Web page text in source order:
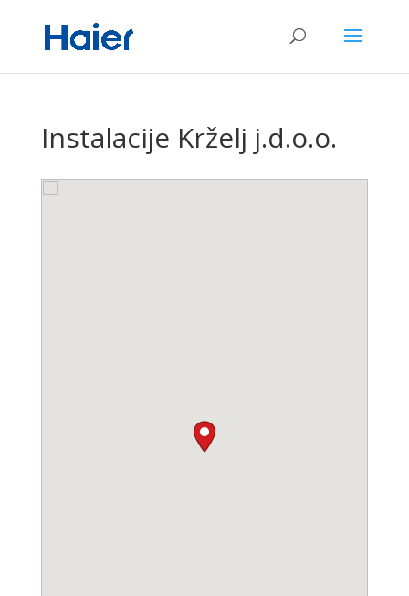
Instalacije Krželj j.d.o.o.